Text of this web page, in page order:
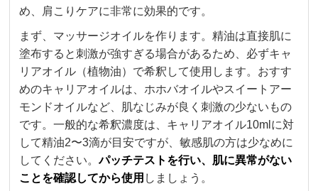
め、肩こりケアに非常に効果的です。
まず、マッサージオイルを作ります。精油は直接肌に
塗布すると刺激が強すぎる場合があるため、必ずキャ
リアオイル（植物油）で希釈して使用します。おすす
めのキャリアオイルは、ホホバオイルやスイートアー
モンドオイルなど、肌なじみが良く刺激の少ないもの
です。一般的な希釈濃度は、キャリアオイル10mlに対
して精油2〜3滴が目安ですが、敏感肌の方は少なめに
してください。パッチテストを行い、肌に異常がない
ことを確認してから使用 しましょう。